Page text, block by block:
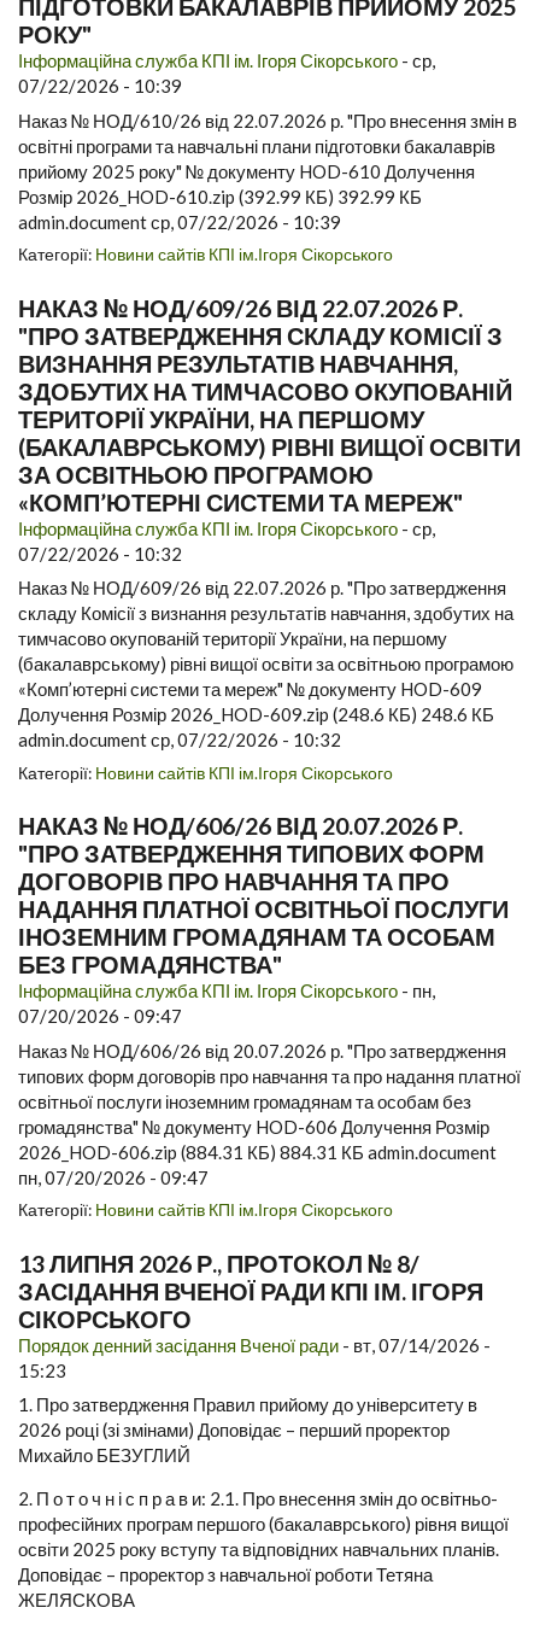
ПІДГОТОВКИ БАКАЛАВРІВ ПРИЙОМУ 2025
РОКУ"
Інформаційна служба КПІ ім. Ігоря Сікорського - ср,
07/22/2026 - 10:39
Наказ № НОД/610/26 від 22.07.2026 р. "Про внесення змін в
освітні програми та навчальні плани підготовки бакалаврів
прийому 2025 року" № документу HOD-610 Долучення
Розмір 2026_HOD-610.zip (392.99 КБ) 392.99 КБ
admin.document ср, 07/22/2026 - 10:39
Категорії: Новини сайтів КПІ ім.Ігоря Сікорського
НАКАЗ № НОД/609/26 ВІД 22.07.2026 Р.
"ПРО ЗАТВЕРДЖЕННЯ СКЛАДУ КОМІСІЇ З
ВИЗНАННЯ РЕЗУЛЬТАТІВ НАВЧАННЯ,
ЗДОБУТИХ НА ТИМЧАСОВО ОКУПОВАНІЙ
ТЕРИТОРІЇ УКРАЇНИ, НА ПЕРШОМУ
(БАКАЛАВРСЬКОМУ) РІВНІ ВИЩОЇ ОСВІТИ
ЗА ОСВІТНЬОЮ ПРОГРАМОЮ
«КОМП’ЮТЕРНІ СИСТЕМИ ТА МЕРЕЖ"
Інформаційна служба КПІ ім. Ігоря Сікорського - ср,
07/22/2026 - 10:32
Наказ № НОД/609/26 від 22.07.2026 р. "Про затвердження
складу Комісії з визнання результатів навчання, здобутих на
тимчасово окупованій території України, на першому
(бакалаврському) рівні вищої освіти за освітньою програмою
«Комп’ютерні системи та мереж" № документу HOD-609
Долучення Розмір 2026_HOD-609.zip (248.6 КБ) 248.6 КБ
admin.document ср, 07/22/2026 - 10:32
Категорії: Новини сайтів КПІ ім.Ігоря Сікорського
НАКАЗ № НОД/606/26 ВІД 20.07.2026 Р.
"ПРО ЗАТВЕРДЖЕННЯ ТИПОВИХ ФОРМ
ДОГОВОРІВ ПРО НАВЧАННЯ ТА ПРО
НАДАННЯ ПЛАТНОЇ ОСВІТНЬОЇ ПОСЛУГИ
ІНОЗЕМНИМ ГРОМАДЯНАМ ТА ОСОБАМ
БЕЗ ГРОМАДЯНСТВА"
Інформаційна служба КПІ ім. Ігоря Сікорського - пн,
07/20/2026 - 09:47
Наказ № НОД/606/26 від 20.07.2026 р. "Про затвердження
типових форм договорів про навчання та про надання платної
освітньої послуги іноземним громадянам та особам без
громадянства" № документу HOD-606 Долучення Розмір
2026_HOD-606.zip (884.31 КБ) 884.31 КБ admin.document
пн, 07/20/2026 - 09:47
Категорії: Новини сайтів КПІ ім.Ігоря Сікорського
13 ЛИПНЯ 2026 Р., ПРОТОКОЛ № 8/
ЗАСІДАННЯ ВЧЕНОЇ РАДИ КПІ ІМ. ІГОРЯ
СІКОРСЬКОГО
Порядок денний засідання Вченої ради - вт, 07/14/2026 -
15:23
1. Про затвердження Правил прийому до університету в
2026 році (зі змінами) Доповідає – перший проректор
Михайло БЕЗУГЛИЙ
2. П о т о ч н і с п р а в и: 2.1. Про внесення змін до освітньо-
професійних програм першого (бакалаврського) рівня вищої
освіти 2025 року вступу та відповідних навчальних планів.
Доповідає – проректор з навчальної роботи Тетяна
ЖЕЛЯСКОВА